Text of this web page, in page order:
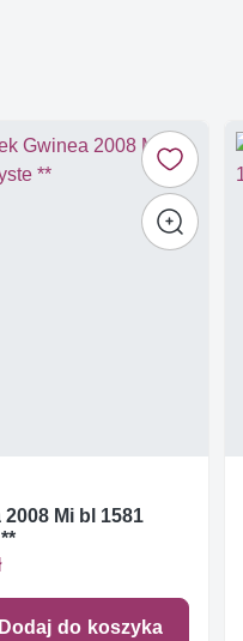
2008 Mi bl 1581
Dodaj do koszyka